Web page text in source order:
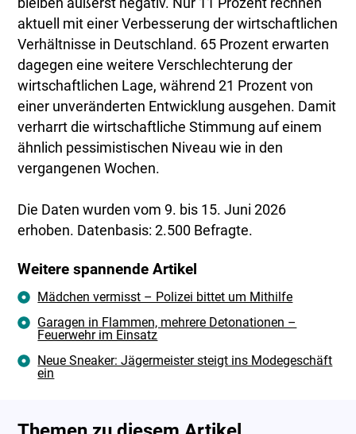
bleiben äußerst negativ. Nur 11 Prozent rechnen
aktuell mit einer Verbesserung der wirtschaftlichen
Verhältnisse in Deutschland. 65 Prozent erwarten
dagegen eine weitere Verschlechterung der
wirtschaftlichen Lage, während 21 Prozent von
einer unveränderten Entwicklung ausgehen. Damit
verharrt die wirtschaftliche Stimmung auf einem
ähnlich pessimistischen Niveau wie in den
vergangenen Wochen.
Die Daten wurden vom 9. bis 15. Juni 2026
erhoben. Datenbasis: 2.500 Befragte.
Weitere spannende Artikel
Mädchen vermisst – Polizei bittet um Mithilfe
Garagen in Flammen, mehrere Detonationen –
Feuerwehr im Einsatz
Neue Sneaker: Jägermeister steigt ins Modegeschäft
ein